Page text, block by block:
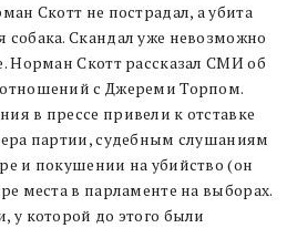
Скотт не пострадал, а убита
Скандал уже невозможно
Норман Скотт рассказал СМИ об
с Джереми Торпом.
в прессе привели к отставке
партии, судебным слушаниям
и покушении на убийство (он
места в парламенте на выборах.
у которой до этого были